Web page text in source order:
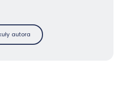
autora